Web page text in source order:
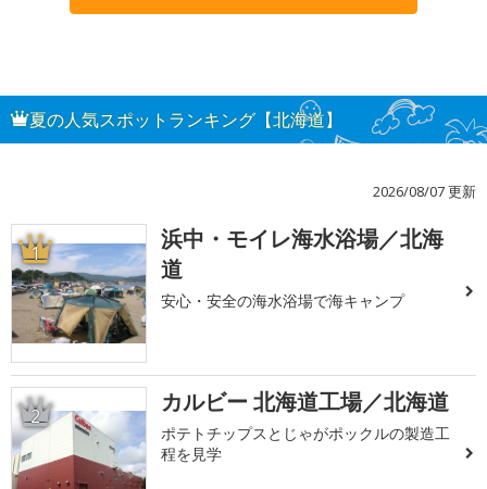
夏の人気スポットランキング【北海道】
2026/08/07 更新
1
浜中・モイレ海水浴場／北海
道
安心・安全の海水浴場で海キャンプ
2 カルビー 北海道工場／北海道
ポテトチップスとじゃがポックルの製造工
程を見学